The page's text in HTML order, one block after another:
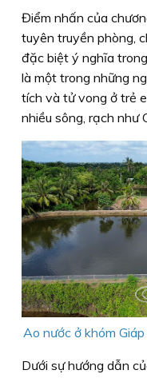
Điểm nhấn của
tuyên truyền phòng,
đặc biệt ý nghĩa
là một trong những
tích và tử vong ở trẻ
nhiều sông, rạch như
Ao nước ở khóm
Dưới sự hướng dẫn